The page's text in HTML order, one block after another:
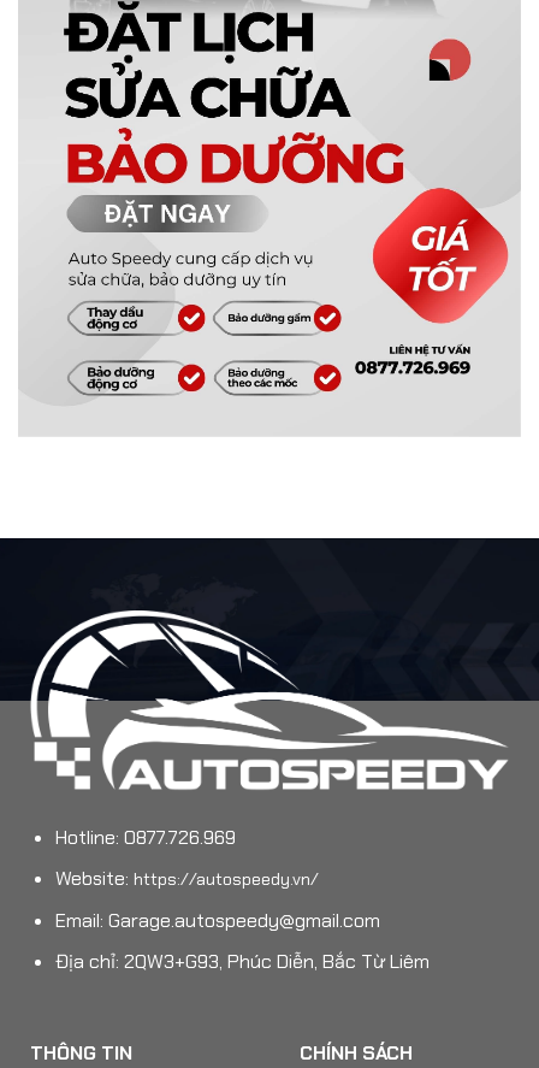
Hotline: 0877.726.969
Website: https://autospeedy.vn/
Email: Garage.autospeedy@gmail.com
Địa chỉ: 2QW3+G93, Phúc Diễn, Bắc Từ Liêm
THÔNG TIN CHÍNH SÁCH